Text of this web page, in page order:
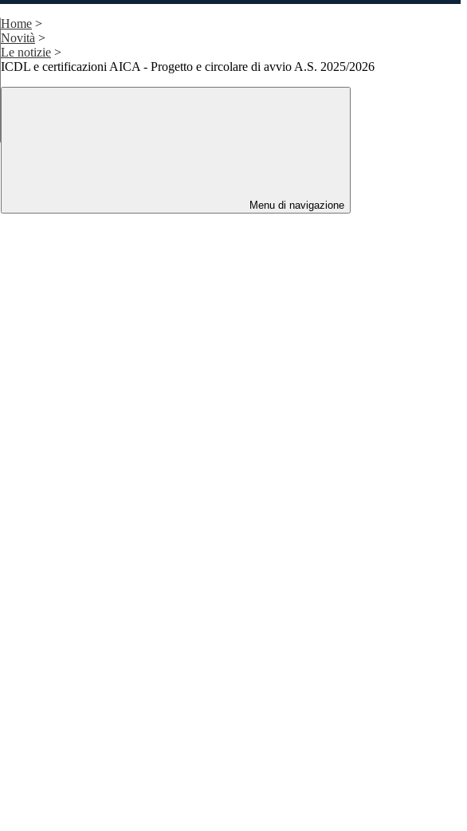
Home >
Novità >
Le notizie >
ICDL e certificazioni AICA - Progetto e circolare di avvio A.S. 2025/2026
Menu di navigazione